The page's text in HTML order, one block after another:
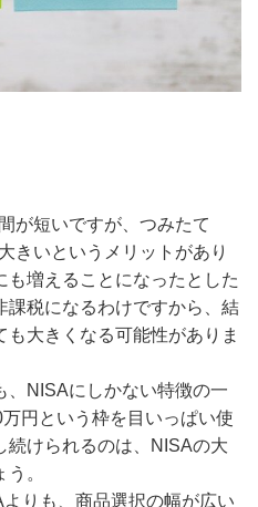
が短いですが、つみたて
きいというメリットがあり
も増えることになったとした
課税になるわけですから、結
大きくなる可能性がありま
、NISAにしかない特徴の一
円という枠を目いっぱい使
続けられるのは、NISAの大
。
りも、商品選択の幅が広い